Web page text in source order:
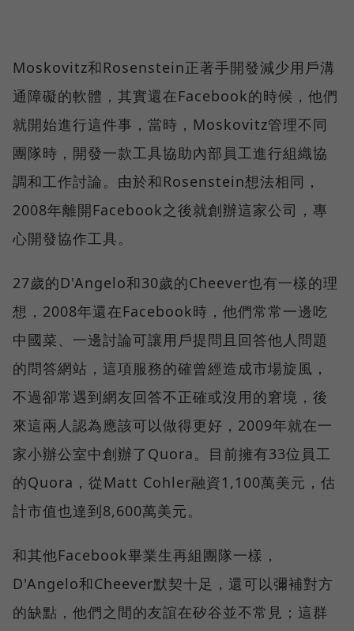
Moskovitz和Rosenstein正著手開發減少用戶溝
通障礙的軟體，其實還在Facebook的時候，他們
就開始進行這件事，當時，Moskovitz管理不同
團隊時，開發一款工具協助內部員工進行組織協
調和工作討論。由於和Rosenstein想法相同，
2008年離開Facebook之後就創辦這家公司，專
心開發協作工具。
27歲的D'Angelo和30歲的Cheever也有一樣的理
想，2008年還在Facebook時，他們常常一邊吃
中國菜、一邊討論可讓用戶提問且回答他人問題
的問答網站，這項服務的確曾經造成市場旋風，
不過卻常遇到網友回答不正確或沒用的窘境，後
來這兩人認為應該可以做得更好，2009年就在一
家小辦公室中創辦了Quora。目前擁有33位員工
的Quora，從Matt Cohler融資1,100萬美元，估
計市值也達到8,600萬美元。
和其他Facebook畢業生再組團隊一樣，
D'Angelo和Cheever默契十足，還可以彌補對方
的缺點，他們之間的友誼在矽谷並不常見；這群